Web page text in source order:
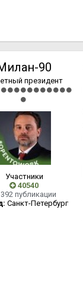
90
президент
Участники
40540
публикации
Cанкт-Петербург